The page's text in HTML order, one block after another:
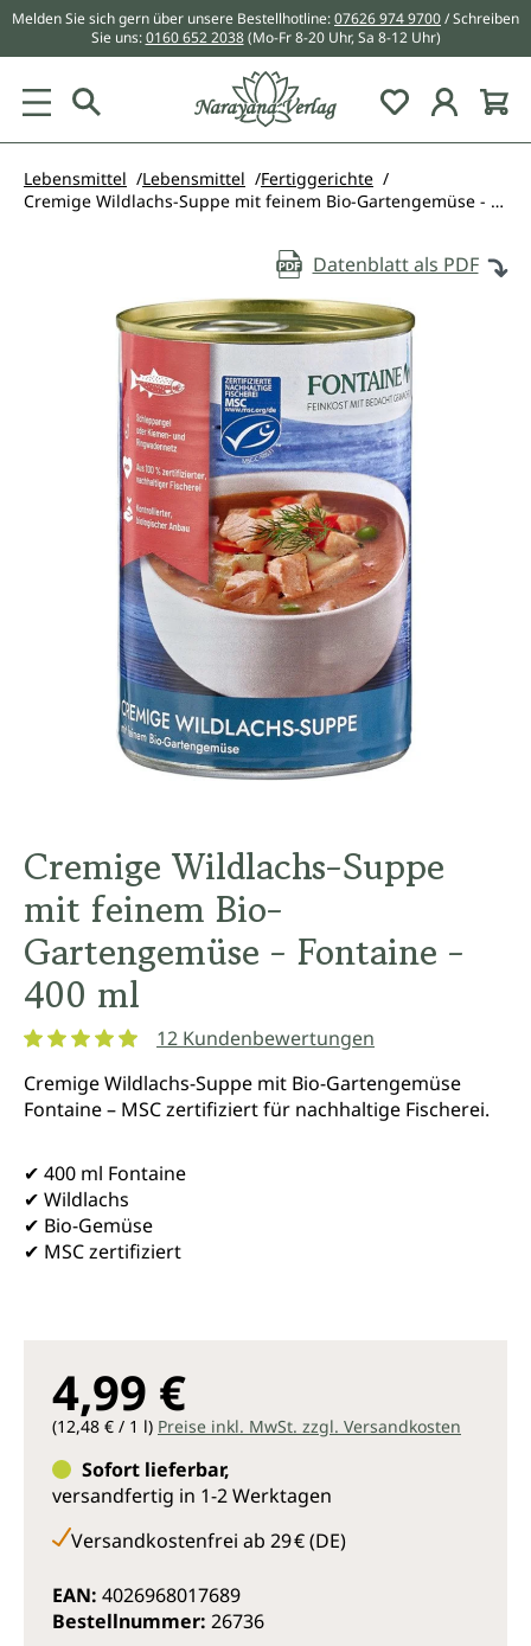
springen
Melden Sie sich gern über unsere Bestellhotline:07626 974 9700/ Schreiben
Sie uns:0160 652 2038 (Mo-Fr 8-20 Uhr, Sa 8-12 Uhr)
Du hast 0
Lebensmittel Lebensmittel
Fertiggerichte
Cremige Wildlachs-Suppe mit feinem Bio-Gartengemüse - Fontaine - 400 ml
Datenblatt als PDF
Bildergalerie überspringen
Cremige Wildlachs-Suppe
mit feinem Bio-
Gartengemüse - Fontaine -
400 ml
12 Kundenbewertungen
Cremige Wildlachs-Suppe mit Bio-Gartengemüse
Fontaine – MSC zertifiziert für nachhaltige Fischerei.
✔ 400 ml Fontaine
✔ Wildlachs
✔ Bio-Gemüse
✔ MSC zertifiziert
4,99 €
(12,48 € / 1 l) Preise inkl. MwSt. zzgl. Versandkosten
Sofort lieferbar,
versandfertig in 1-2 Werktagen
Versandkostenfrei ab 29 € (DE)
EAN: 4026968017689
Bestellnummer: 26736